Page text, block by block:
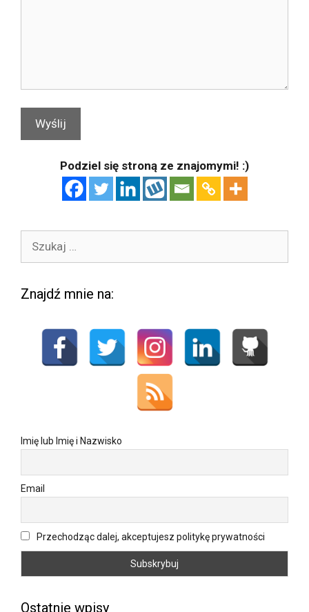
Podziel się stroną ze znajomymi! :)
Znajdź mnie na:
Imię lub Imię i Nazwisko
Email
Przechodząc dalej, akceptujesz politykę prywatności
Ostatnie wpisy